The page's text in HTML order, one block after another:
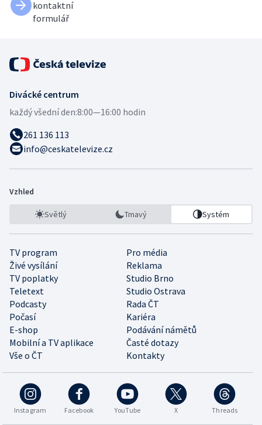
kontaktní
formulář
Divácké centrum
každý všední den:8:00—16:00 hodin
261 136 113
info@ceskatelevize.cz
Vzhled
Světlý Tmavý Systém
TV program
Pro média
Živé vysílání
Reklama
TV poplatky
Studio Brno
Teletext
Studio Ostrava
Podcasty
Rada ČT
Počasí
Kariéra
E-shop
Podávání námětů
Mobilní a TV aplikace
Časté dotazy
Vše o ČT
Kontakty
Instagram Facebook YouTube X Threads